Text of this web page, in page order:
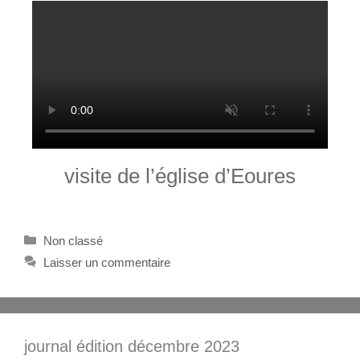
visite de l’église d’Eoures
Non classé
Laisser un commentaire
journal édition décembre 2023